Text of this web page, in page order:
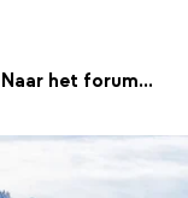
Naar het forum...